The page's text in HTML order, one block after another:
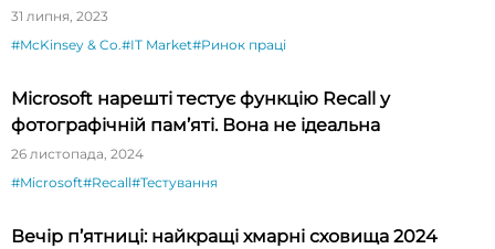
31 липня, 2023
#McKinsey & Co.#IT Market#Ринок праці
Microsoft нарешті тестує функцію Recall у
фотографічній пам’яті. Вона не ідеальна
26 листопада, 2024
#Microsoft#Recall#Тестування
Вечір п’ятниці: найкращі хмарні сховища 2024